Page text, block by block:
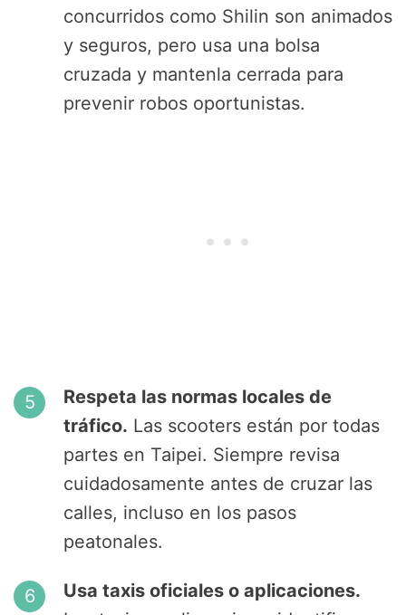
concurridos como Shilin son animados
y seguros, pero usa una bolsa
cruzada y mantenla cerrada para
prevenir robos oportunistas.
Respeta las normas locales de
tráfico. Las scooters están por todas
partes en Taipei. Siempre revisa
cuidadosamente antes de cruzar las
calles, incluso en los pasos
peatonales.
Usa taxis oficiales o aplicaciones.